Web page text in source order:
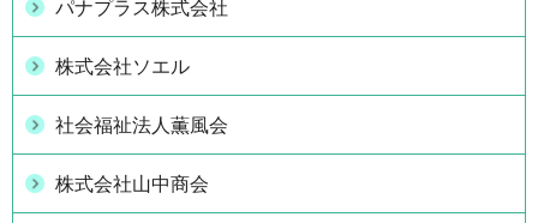
パナプラス株式会社
株式会社ソエル
社会福祉法人薫風会
株式会社山中商会